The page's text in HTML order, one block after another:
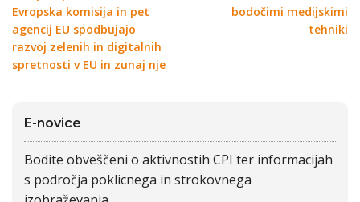
Evropska komisija in pet
agencij EU spodbujajo
razvoj zelenih in digitalnih
spretnosti v EU in zunaj nje
bodočimi medijskimi
tehniki
E-novice
Bodite obveščeni o aktivnostih CPI ter informacijah
s področja poklicnega in strokovnega